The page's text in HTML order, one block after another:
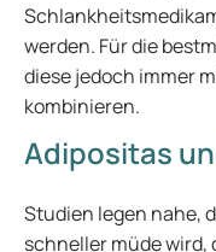
werden. Für die
diese jedoch immer
kombinieren.
Adipositas
Studien legen nahe,
schneller müde